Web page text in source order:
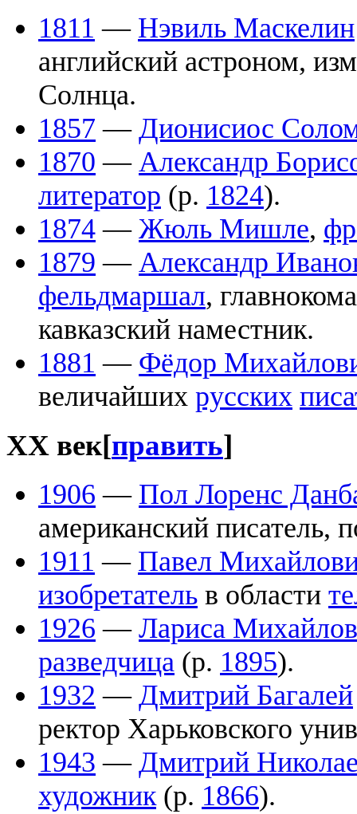
1811 — Нэвиль Маскелин
английский астроном,
Солнца.
1857 — Дионисиос
1870 — Александр
литератор (р. 1824).
1874 — Жюль Мишле,
1879 — Александр
фельдмаршал,
кавказский наместник.
1881 — Фёдор
величайших русских
XX век[править]
1906 — Пол Лоренс
американский писатель,
1911 — Павел
изобретатель в области
1926 — Лариса
разведчица (р. 1895).
1932 — Дмитрий Багалей
ректор Харьковского
1943 — Дмитрий
художник (р. 1866).